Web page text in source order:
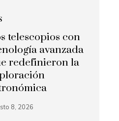
telescopios con
avanzada
redefinieron la
8, 2026